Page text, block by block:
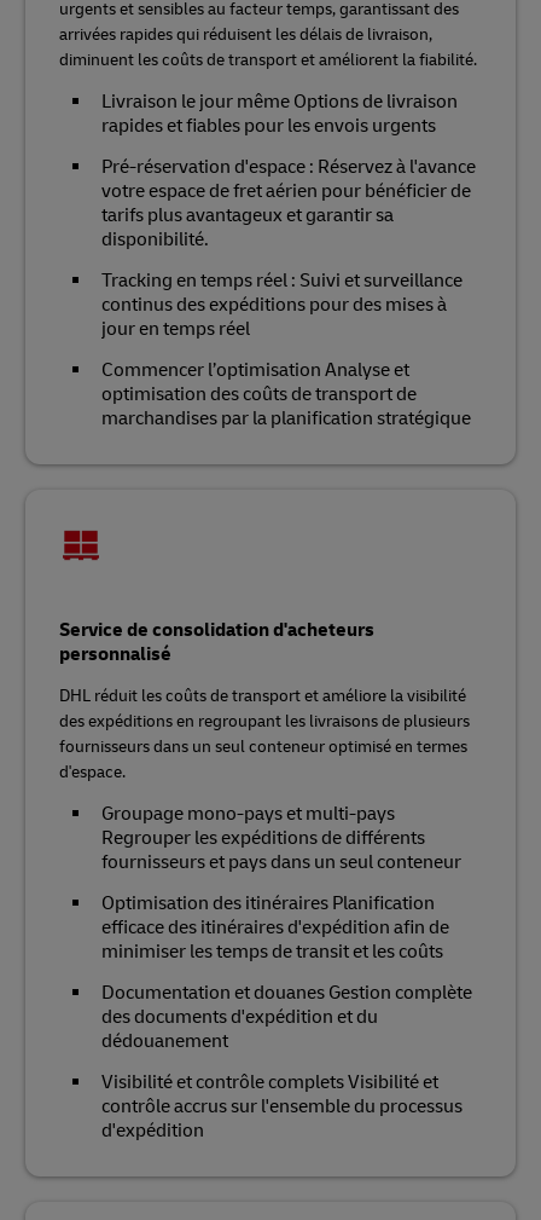
urgents et sensibles au facteur temps, garantissant des
arrivées rapides qui réduisent les délais de livraison,
diminuent les coûts de transport et améliorent la fiabilité.
Livraison le jour même Options de livraison
rapides et fiables pour les envois urgents
Pré-réservation d'espace : Réservez à l'avance
votre espace de fret aérien pour bénéficier de
tarifs plus avantageux et garantir sa
disponibilité.
Tracking en temps réel : Suivi et surveillance
continus des expéditions pour des mises à
jour en temps réel
Commencer l’optimisation Analyse et
optimisation des coûts de transport de
marchandises par la planification stratégique
Service de consolidation d'acheteurs
personnalisé
DHL réduit les coûts de transport et améliore la visibilité
des expéditions en regroupant les livraisons de plusieurs
fournisseurs dans un seul conteneur optimisé en termes
d'espace.
Groupage mono-pays et multi-pays
Regrouper les expéditions de différents
fournisseurs et pays dans un seul conteneur
Optimisation des itinéraires Planification
efficace des itinéraires d'expédition afin de
minimiser les temps de transit et les coûts
Documentation et douanes Gestion complète
des documents d'expédition et du
dédouanement
Visibilité et contrôle complets Visibilité et
contrôle accrus sur l'ensemble du processus
d'expédition